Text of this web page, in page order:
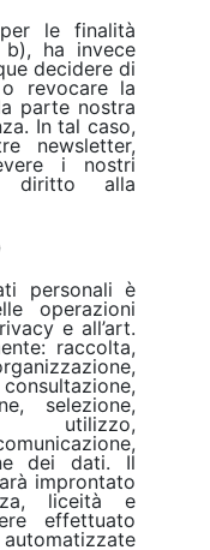
le finalità
ha invece
decidere di
revocare la
parte nostra
In tal caso,
newsletter,
i nostri
diritto alla
personali è
operazioni
e all’art.
raccolta,
selezione,
utilizzo,
dei dati. Il
improntato
liceità e
effettuato